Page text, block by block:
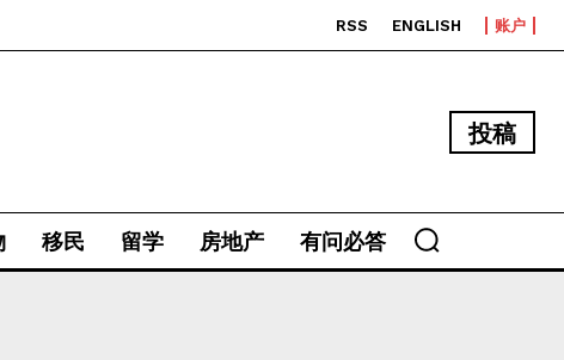
RSS ENGLISH 账户
投稿
移民 留学 房地产 有问必答